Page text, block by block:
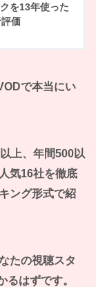
を13年使った
価
で本当にい
上、年間500以
気16社を徹底
ング形式で紹
たの視聴スタ
るはずです。